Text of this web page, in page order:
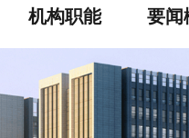
机构职能 要闻